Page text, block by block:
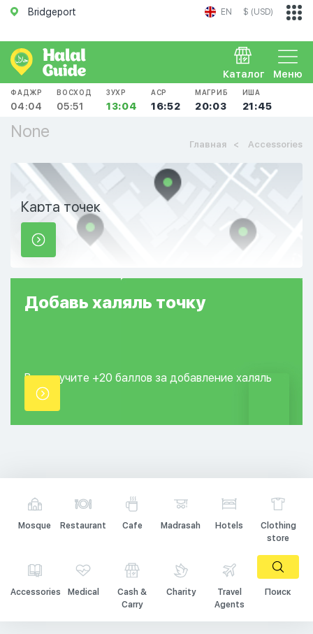
Bridgeport EN $ (USD)
Меню
Каталог
ФАДЖР
04:04
ВОСХОД
05:51
ЗУХР
13:04
АСР
16:52
МАГРИБ
20:03
ИША
21:45
None
Главная Accessories
Карта точек
Добавь халяль точку
Вы получите +20 баллов за добавление халяль
точки.
Mosque Restaurant Cafe Madrasah Hotels
Clothing
store
Accessories Medical
Cash &
Carry
Charity
Travel
Agents
Поиск